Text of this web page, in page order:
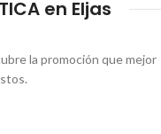
en Eljas
la promoción que mejor